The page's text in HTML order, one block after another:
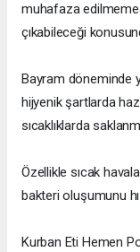
muhafaza
çıkabileceği
Bayram döneminde
hijyenik şartlarda
sıcaklıklarda
Özellikle sıcak
bakteri oluşumunu
Kurban Eti Hemen